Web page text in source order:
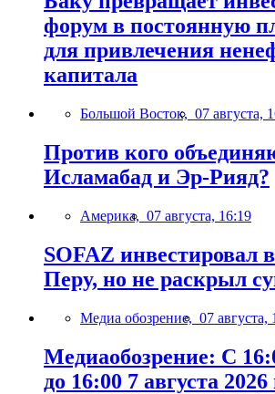
форум в постоянную
для привлечения
капитала
Большой Восток, 07 августа,
Против кого
Исламабад и Эр-Рияд?
Америка, 07 августа, 16:19
SOFAZ инвестировал
Перу, но не раскрыл
Медиа обозрение, 07 августа,
Медиаобозрение: С
до 16:00 7 августа 2026